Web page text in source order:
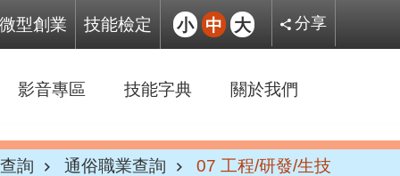
微型創業 技能檢定 小 中 大 分享
影音專區 技能字典 關於我們
詢 通俗職業查詢 07 工程/研發/生技